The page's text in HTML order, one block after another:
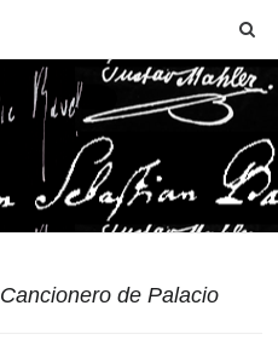
Cancionero de Palacio